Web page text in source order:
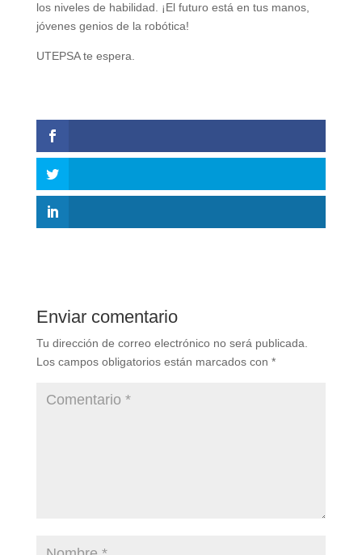
los niveles de habilidad. ¡El futuro está en tus manos,
jóvenes genios de la robótica!
UTEPSA te espera.
Enviar comentario
Tu dirección de correo electrónico no será publicada.
Los campos obligatorios están marcados con *